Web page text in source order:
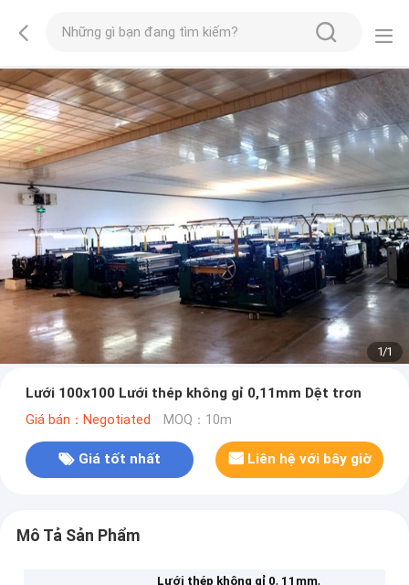
1/1
Lưới 100x100 Lưới thép không gỉ 0,11mm Dệt trơn
Giá bán：Negotiated MOQ：10m
Giá tốt nhất Liên hệ với bây giờ
Mô Tả Sản Phẩm
Lưới thép không gỉ 0, 11mm,